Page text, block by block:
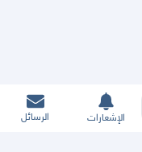
الإشعارات الرسائل